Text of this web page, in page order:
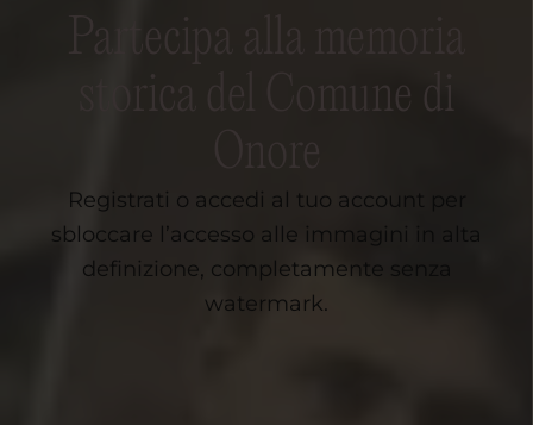
storica del Comune di
Registrati o accedi al tuo account per
sbloccare l’accesso alle immagini in alta
definizione, completamente senza
watermark.